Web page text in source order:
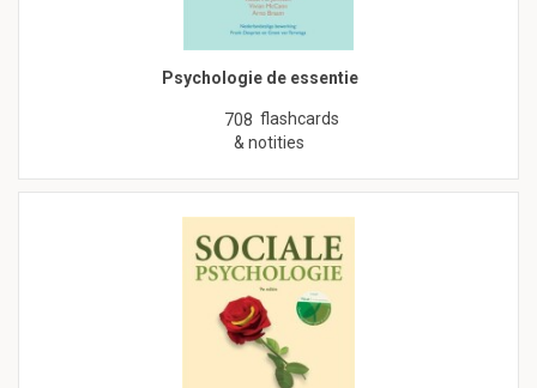
Psychologie de essentie
708 flashcards
& notities